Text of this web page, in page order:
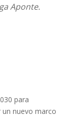
Aponte.
para
nuevo marco